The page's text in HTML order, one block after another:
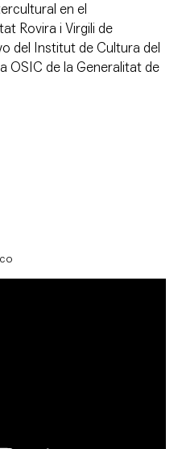
en el
Rovira i Virgili de
del Institut de Cultura del
OSIC de la Generalitat de